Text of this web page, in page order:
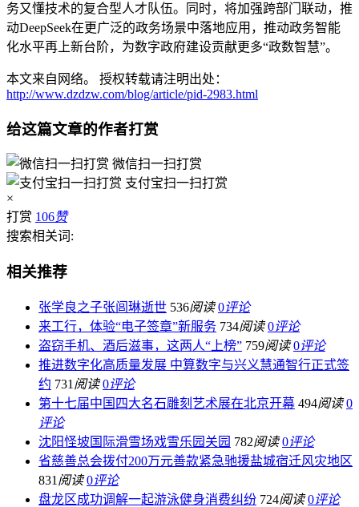
务又懂技术的复合型人才队伍。同时，将加强跨部门联动，推
动DeepSeek在更广泛的政务场景中落地应用，推动政务智能
化水平再上新台阶，为数字政府建设贡献更多“政数智慧”。
本文来自网络。 授权转载请注明出处：
http://www.dzdzw.com/blog/article/pid-2983.html
给这篇文章的作者打赏
微信扫一扫打赏
支付宝扫一扫打赏
×
打赏 106赞
搜索相关词:
相关推荐
张学良之子张闾琳逝世 536阅读 0评论
来工行，体验“电子签章”新服务 734阅读 0评论
盗窃手机、酒后滋事，这两人“上榜” 759阅读 0评论
推进数字化高质量发展 中算数字与兴义慧通智行正式签
约 731 阅读 0评论
第十七届中国四大名石雕刻艺术展在北京开幕 494阅读 0
评论
沈阳怪坡国际滑雪场戏雪乐园关园 782阅读 0评论
省慈善总会拨付200万元善款紧急驰援盐城宿迁风灾地区
831 阅读 0评论
盘龙区成功调解一起游泳健身消费纠纷 724阅读 0评论